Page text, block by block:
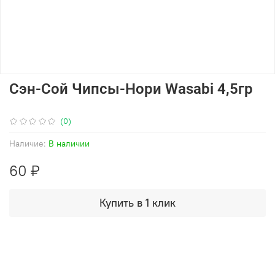
(0)
Наличие: В наличии
Сэн-Сой Чипсы-Нори Wasabi 4,5гр
60 ₽
Купить в 1 клик